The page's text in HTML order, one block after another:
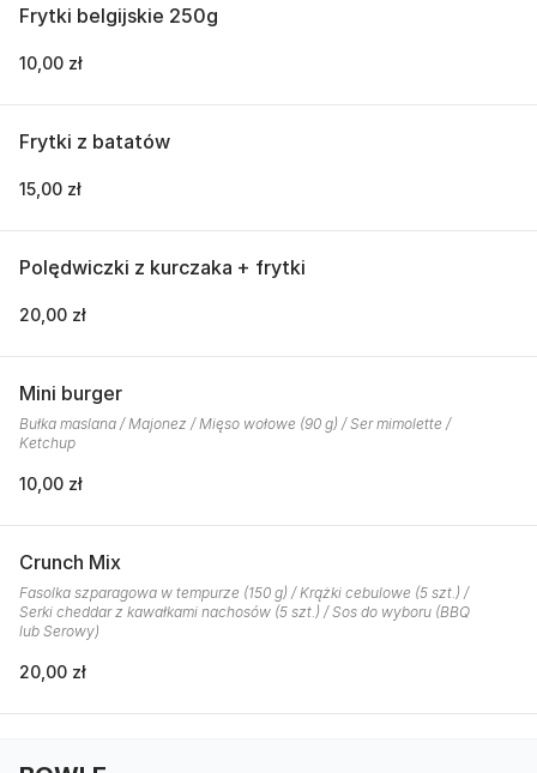
Frytki belgijskie 250g
10,00 zł
Frytki z batatów
15,00 zł
Polędwiczki z kurczaka + frytki
20,00 zł
Mini burger
Bułka maslana / Majonez / Mięso wołowe (90 g) / Ser mimolette /
Ketchup
10,00 zł
Crunch Mix
Fasolka szparagowa w tempurze (150 g) / Krążki cebulowe (5 szt.) /
Serki cheddar z kawałkami nachosów (5 szt.) / Sos do wyboru (BBQ
lub Serowy)
20,00 zł